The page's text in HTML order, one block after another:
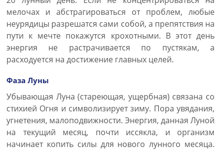
мелочах и абстрагироваться от проблем, любые
неурядицы разрешатся сами собой, а препятствия на
пути к мечте покажутся крохотными. В этот день
энергия не растрачивается по пустякам, а
расходуется на достижение главных целей.
Фаза Луны
Убывающая Луна (стареющая, ущербная) связана со
стихией Огня и символизирует зиму. Пора увядания,
угнетения, малоподвижности. Энергия, данная Луной
на текущий месяц, почти иссякла, и организм
начинает копить силы для нового лунного месяца.